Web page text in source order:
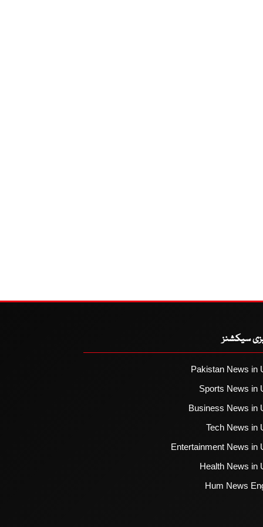
سیکشنز
Pakistan News in
Sports News in
Business News in
Tech News in
Entertainment News in
Health News in
Hum News